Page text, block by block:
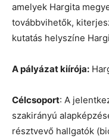
amelyek Hargita
továbbvihetők,
kutatás helyszíne
A pályázat kiírója:
Célcsoport: A
szakirányú
résztvevő hallgatók